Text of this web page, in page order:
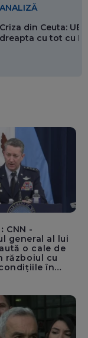
ANALIZĂ
Criza din Ceuta: UE
dreapta cu tot cu
CNN -
general al lui
o cale de
războiul cu
în